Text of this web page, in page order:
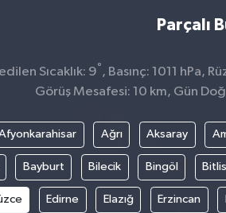
Parçalı
Sıcaklık: 9° , Basınç: 1011 hPa,
Görüş Mesafesi: 10 km, Gün
Ağrı Aksaray
Bayburt Bilecik Bingöl Bitlis
Edirne Elazığ Erzincan